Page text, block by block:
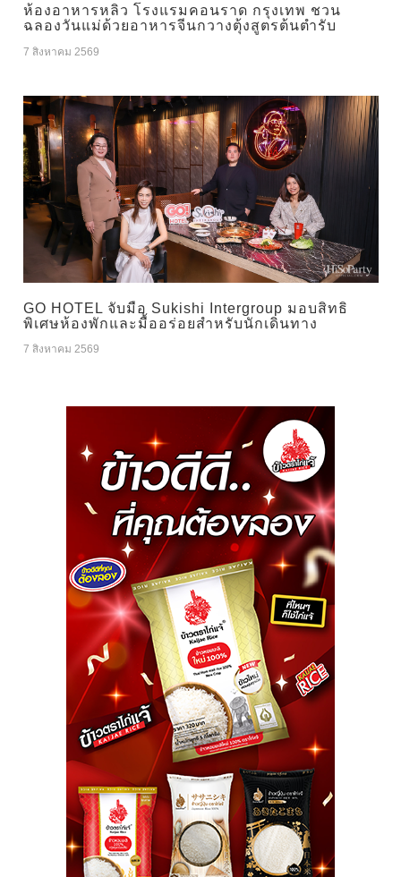
ห้องอาหารหลิว โรงแรมคอนราด กรุงเทพ ชวน
ฉลองวันแม่ด้วยอาหารจีนกวางตุ้งสูตรต้นตำรับ
7 สิงหาคม 2569
GO HOTEL จับมือ Sukishi Intergroup มอบสิทธิ
พิเศษห้องพักและมื้ออร่อยสำหรับนักเดินทาง
7 สิงหาคม 2569